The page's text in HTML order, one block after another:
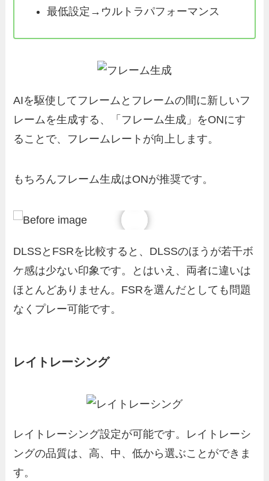
最低設定→ウルトラパフォーマンス
AIを駆使してフレームとフレームの間に新しいフ
レームを生成する、「フレーム生成」をONにす
ることで、フレームレートが向上します。
もちろんフレーム生成はONが推奨です。
DLSSとFSRを比較すると、DLSSのほうが若干ボ
ケ感は少ない印象です。とはいえ、両者に違いは
ほとんどありません。FSRを選んだとしても問題
なくプレー可能です。
レイトレーシング
レイトレーシング設定が可能です。レイトレーシ
ングの品質は、高、中、低から選ぶことができま
す。